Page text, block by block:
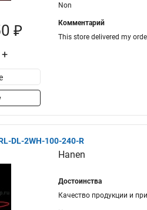
₽
+
Non
Комментарий
This store delivered my
DL-2WH-100-240-R
Hanen
Достоинства
Качество продукции и